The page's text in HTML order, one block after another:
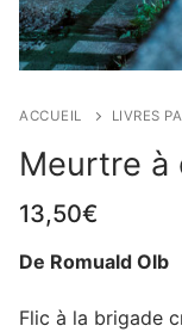
ACCUEIL LIVRES
Meurtre à
13,50€
De Romuald Olb
Flic à la brigade